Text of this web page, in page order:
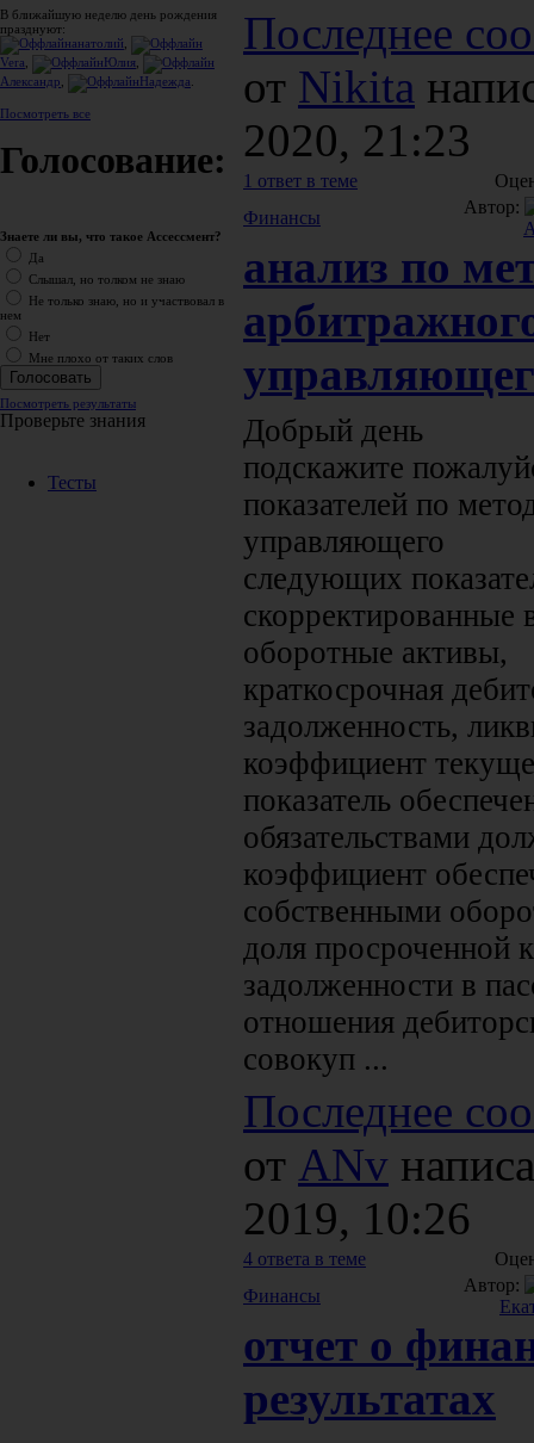
В ближайшую неделю день рождения
празднуют:
анатолий
Vera
Юлия
Александр
Надежда
Посмотреть все
Голосование:
Знаете ли вы, что такое Ассессмент?
Да
Слышал, но толком не знаю
Не только знаю, но и участвовал в
нем
Нет
Мне плохо от таких слов
Посмотреть результаты
Проверьте знания
Тесты
Последнее
от Nikita
2020, 21:23
1 ответ в теме
Финансы
Автор:
анализ по
Добрый день
подскажите
показателей по
управляющего
следующих
скорректированные
оборотные активы,
краткосрочная
задолженность,
коэффициент
показатель
обязательствами
коэффициент
собственными
доля просроченной
задолженности в
отношения
совокуп ...
Последнее
от ANv
2019, 10:26
4 ответа в теме
Финансы
Автор:
отчет о
результатах